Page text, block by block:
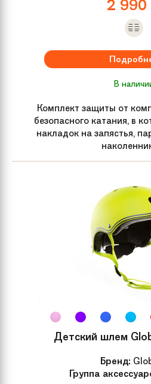
Алюминий
Хром-
Алюминий
Жесткость колес 88A
Мягкие
67х49х13
2 990
В
Комплект защиты от
безопасного катания, в
накладок на запястья,
Детский шлем
Бренд:
Группа